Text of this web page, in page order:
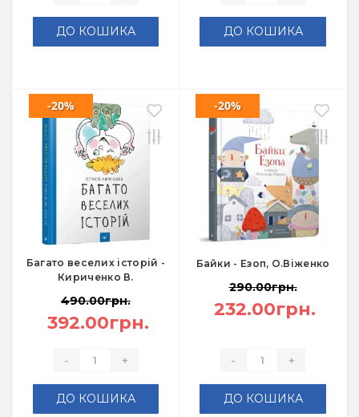
ДО КОШИКА ДО КОШИКА
Багато веселих історій -
Кириченко В.
-20%
490.00грн.
392.00грн.
- +
ДО КОШИКА
Байки - Езоп, О.Віженко
-20%
290.00грн.
232.00грн.
- +
ДО КОШИКА